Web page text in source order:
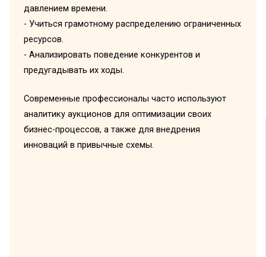
давлением времени.
- Учиться грамотному распределению ограниченных
ресурсов.
- Анализировать поведение конкурентов и
предугадывать их ходы.
Современные профессионалы часто используют
аналитику аукционов для оптимизации своих
бизнес-процессов, а также для внедрения
инноваций в привычные схемы.